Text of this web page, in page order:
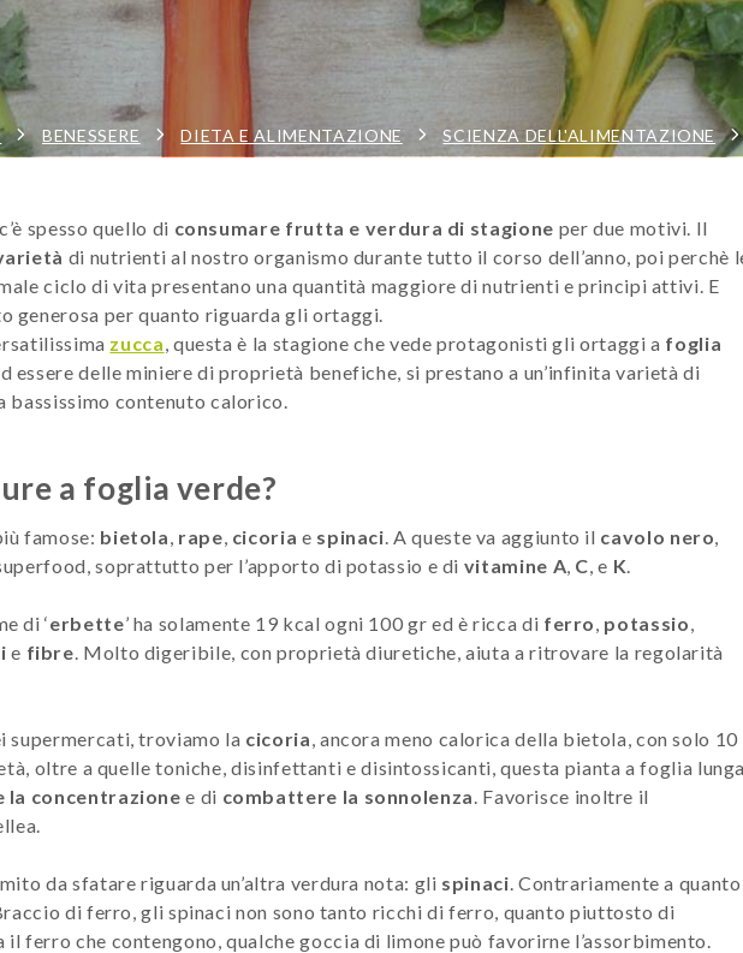
BENESSERE DIETA E ALIMENTAZIONE SCIENZA DELL'ALIMENTAZIONE
spesso quello di consumare frutta e verdura di stagione per due motivi. Il
di nutrienti al nostro organismo durante tutto il corso dell’anno, poi perchè
ciclo di vita presentano una quantità maggiore di nutrienti e principi attivi. E
generosa per quanto riguarda gli ortaggi.
zucca, questa è la stagione che vede protagonisti gli ortaggi a foglia
essere delle miniere di proprietà benefiche, si prestano a un’infinita varietà di
bassissimo contenuto calorico.
a foglia verde?
famose: bietola, rape, cicoria e spinaci. A queste va aggiunto il cavolo nero,
soprattutto per l’apporto di potassio e di vitamine A, C, e K.
di ‘erbette’ ha solamente 19 kcal ogni 100 gr ed è ricca di ferro, potassio,
e fibre. Molto digeribile, con proprietà diuretiche, aiuta a ritrovare la regolarità
supermercati, troviamo la cicoria, ancora meno calorica della bietola, con solo 10
oltre a quelle toniche, disinfettanti e disintossicanti, questa pianta a foglia
la concentrazione e di combattere la sonnolenza. Favorisce inoltre il
da sfatare riguarda un’altra verdura nota: gli spinaci. Contrariamente a quanto
di ferro, gli spinaci non sono tanto ricchi di ferro, quanto piuttosto di
il ferro che contengono, qualche goccia di limone può favorirne l’assorbimento.